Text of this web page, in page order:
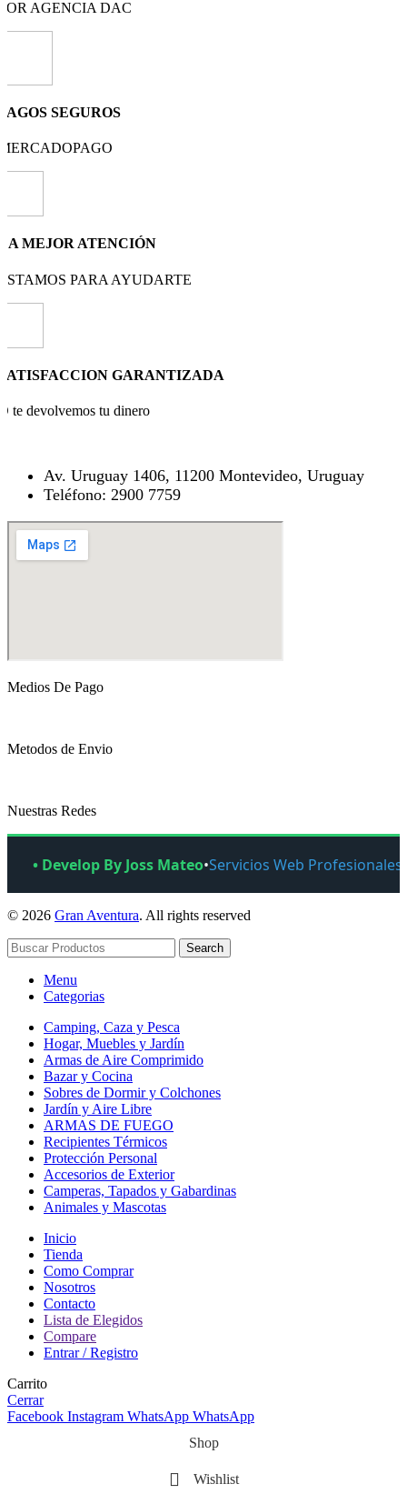
AGENCIA DAC
SEGUROS
MEJOR ATENCIÓN
PARA AYUDARTE
GARANTIZADA
te devolvemos tu dinero
Av. Uruguay 1406, 11200 Montevideo, Uruguay
Teléfono: 2900 7759
Medios De Pago
Metodos de Envio
Nuestras Redes
• Develop By Joss Mateo•Servicios Web Profesionales
© 2026 Gran Aventura. All rights reserved
Search
Menu
Categorias
Camping, Caza y Pesca
Hogar, Muebles y Jardín
Armas de Aire Comprimido
Bazar y Cocina
Sobres de Dormir y Colchones
Jardín y Aire Libre
ARMAS DE FUEGO
Recipientes Térmicos
Protección Personal
Accesorios de Exterior
Camperas, Tapados y Gabardinas
Animales y Mascotas
Inicio
Tienda
Como Comprar
Nosotros
Contacto
Lista de Elegidos
Compare
Entrar / Registro
Carrito
Cerrar
Facebook Instagram WhatsApp WhatsApp
Shop
Wishlist